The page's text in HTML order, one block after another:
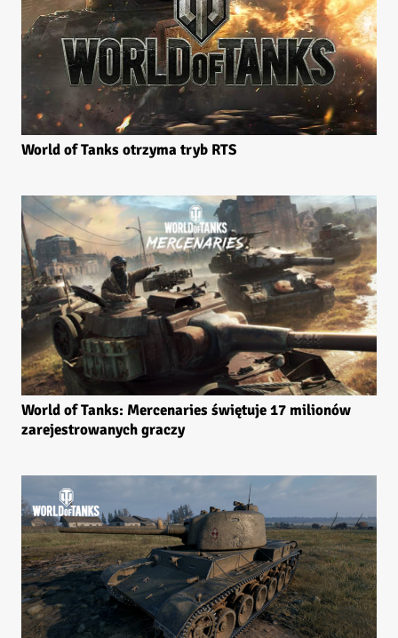
World of Tanks otrzyma tryb RTS
World of Tanks: Mercenaries świętuje 17 milionów
zarejestrowanych graczy